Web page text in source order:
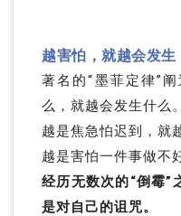
越害怕，就越会发生
著名的“墨菲定律”
么，就越会发生什么。
越是焦急怕迟到，就
越是害怕一件事做不
经历无数次的“倒霉”
是对自己的诅咒。